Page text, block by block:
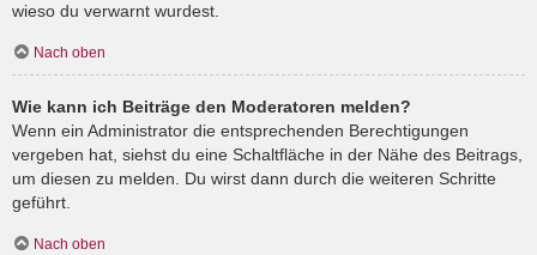
wieso du verwarnt wurdest.
Nach oben
Wie kann ich Beiträge den Moderatoren melden?
Wenn ein Administrator die entsprechenden Berechtigungen
vergeben hat, siehst du eine Schaltfläche in der Nähe des Beitrags,
um diesen zu melden. Du wirst dann durch die weiteren Schritte
geführt.
Nach oben